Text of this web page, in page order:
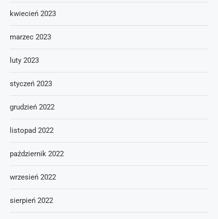
kwiecień 2023
marzec 2023
luty 2023
styczeń 2023
grudzień 2022
listopad 2022
październik 2022
wrzesień 2022
sierpień 2022